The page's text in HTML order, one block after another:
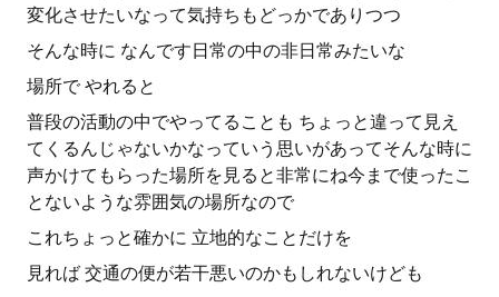
変化させたいなって気持ちもどっかでありつつ
そんな時に なんです日常の中の非日常みたいな
場所で やれると
普段の活動の中でやってることも ちょっと違って見え
てくるんじゃないかなっていう思いがあってそんな時に
声かけてもらった場所を見ると非常にね今まで使ったこ
とないような雰囲気の場所なので
これちょっと確かに 立地的なことだけを
見れば 交通の便が若干悪いのかもしれないけども